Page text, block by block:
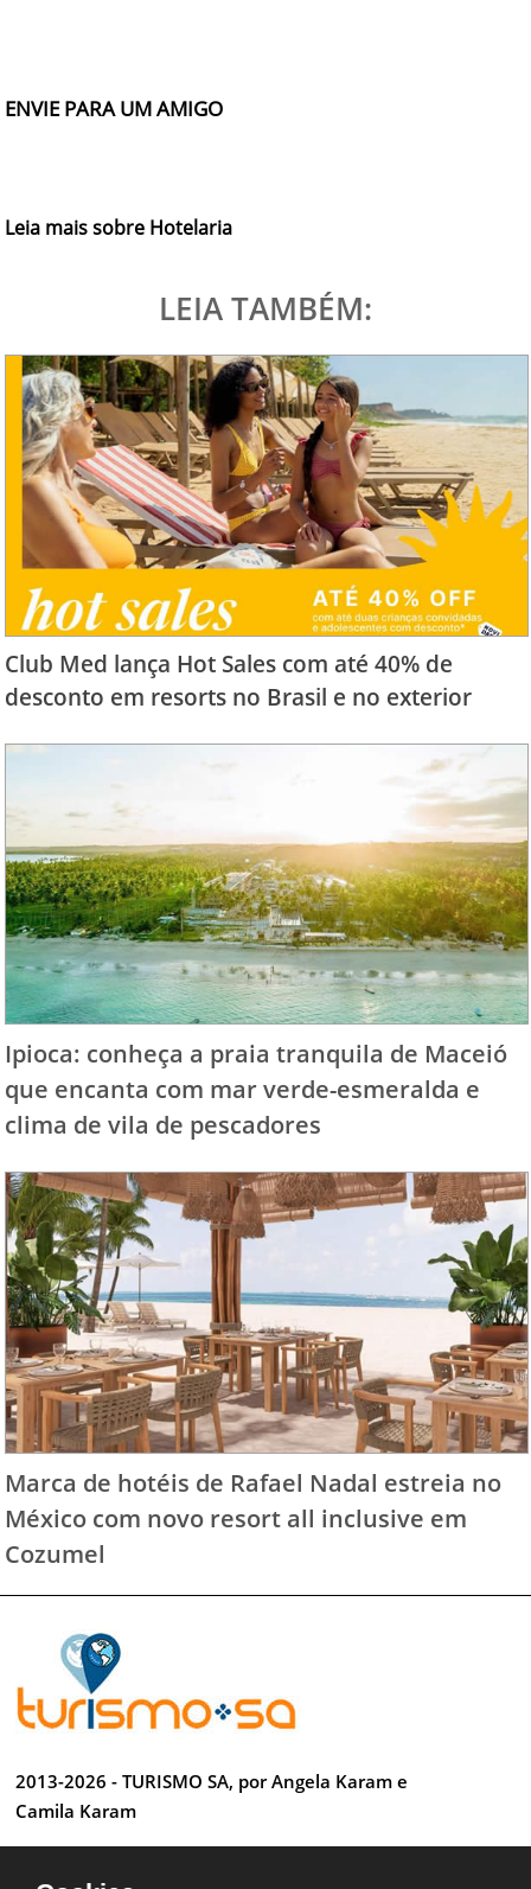
ENVIE PARA UM AMIGO
Leia mais sobre Hotelaria
LEIA TAMBÉM:
Club Med lança Hot Sales com até 40% de
desconto em resorts no Brasil e no exterior
Ipioca: conheça a praia tranquila de Maceió
que encanta com mar verde-esmeralda e
clima de vila de pescadores
Marca de hotéis de Rafael Nadal estreia no
México com novo resort all inclusive em
Cozumel
2013-2026 - TURISMO SA, por Angela Karam e
Camila Karam